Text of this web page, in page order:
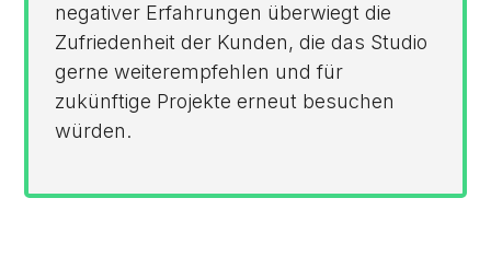
negativer Erfahrungen überwiegt die
Zufriedenheit der Kunden, die das Studio
gerne weiterempfehlen und für
zukünftige Projekte erneut besuchen
würden.